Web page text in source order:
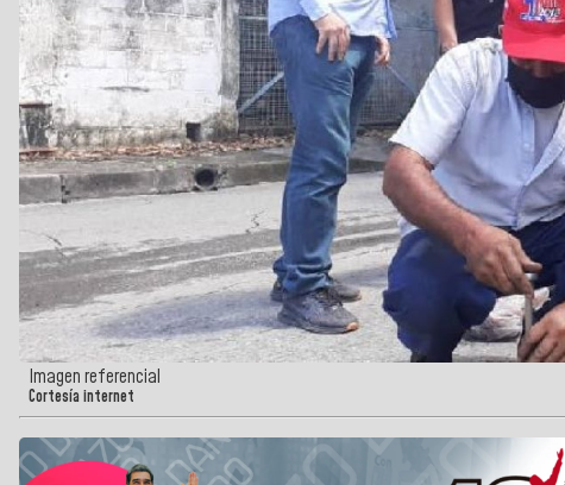
Imagen referencial
Cortesía internet